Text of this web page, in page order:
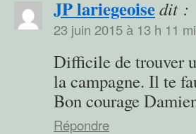
JP lariegeoisedit :
23 juin 2015 à 13 h 11
Difficile de trouver
la campagne. Il te
Bon courage
Répondre